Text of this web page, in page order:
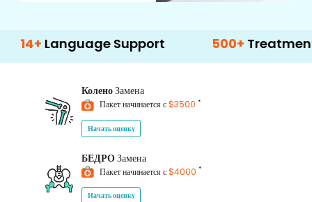
Support 500+ Treatment
КоленоЗамена
Пакет начинается с$3500 *
Начать оценку
БЕДРОЗамена
Пакет начинается с$4000 *
Начать оценку